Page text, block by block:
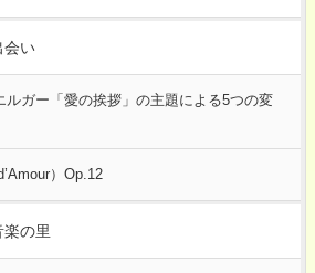
会い
ルガー「愛の挨拶」の主題による5つの変
）Op.12
の里